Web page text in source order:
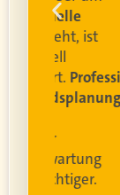
wird